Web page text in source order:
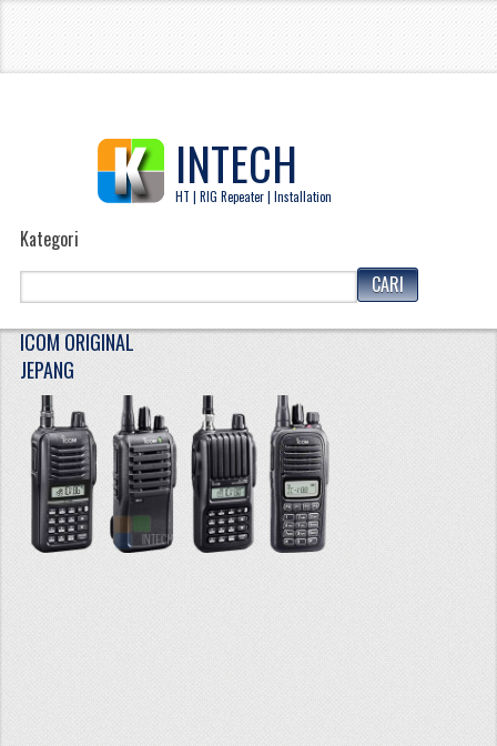
INTECH
HT | RIG Repeater | Installation
Kategori
ICOM ORIGINAL
JEPANG